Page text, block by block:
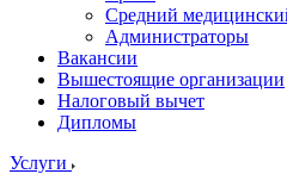
Средний
Администраторы
Вакансии
Вышестоящие организации
Налоговый вычет
Дипломы
Услуги